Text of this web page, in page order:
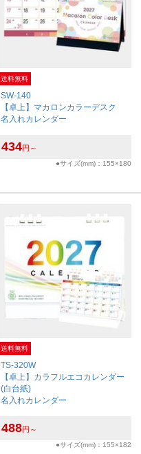
送料無料
SW-140
【卓上】マカロンカラーデスク
名入れカレンダー
434円～
●サイズ(mm)：155×180
送料無料
TS-320W
【卓上】カラフルエコカレンダー
(白台紙)
名入れカレンダー
488円～
●サイズ(mm)：155×182